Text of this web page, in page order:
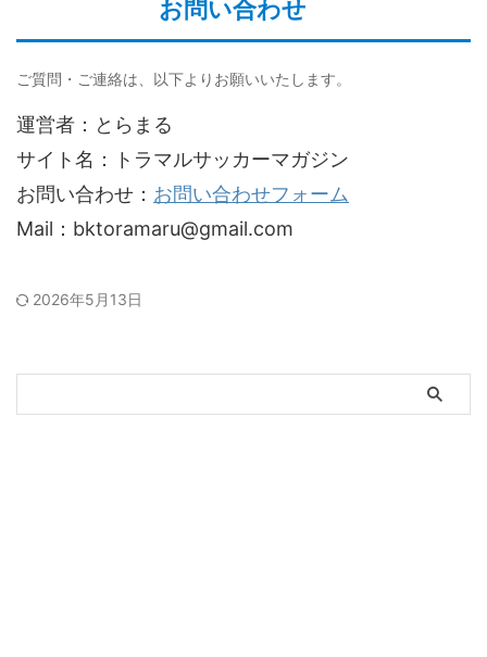
お問い合わせ
ご質問・ご連絡は、以下よりお願いいたします。
運営者：とらまる
サイト名：トラマルサッカーマガジン
お問い合わせ： お問い合わせフォーム
Mail：bktoramaru@gmail.com
2026年5月13日